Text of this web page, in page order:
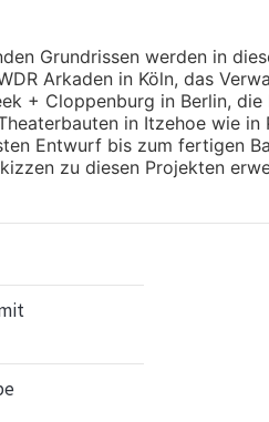
Grundrissen werden in
Arkaden in Köln, das
+ Cloppenburg in Berlin,
in Itzehoe wie
Entwurf bis zum fertigen
zu diesen Projekten